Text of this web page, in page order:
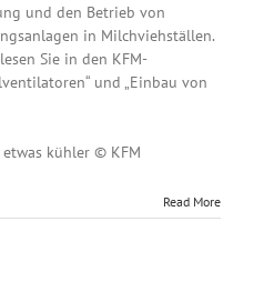
und den Betrieb von
in Milchviehställen.
Sie in den KFM-
und „Einbau von
kühler © KFM
Read More